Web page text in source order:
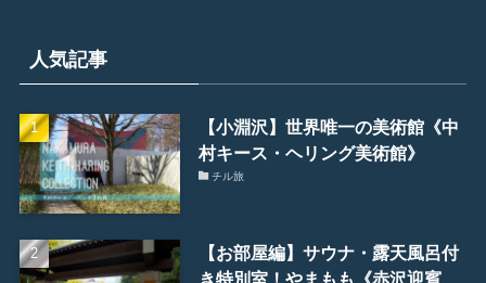
ブ人気記事
【小淵沢】世界唯一の美術館《中
村キース・ヘリング美術館》
チル旅
【お部屋編】サウナ・露天風呂付
き特別室！やまもも《赤沢迎賓